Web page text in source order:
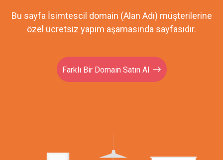
Bu sayfa İsimtescil domain (Alan Adı) müşterilerine
özel ücretsiz yapım aşamasında sayfasıdır.
Farklı Bir Domain Satın Al